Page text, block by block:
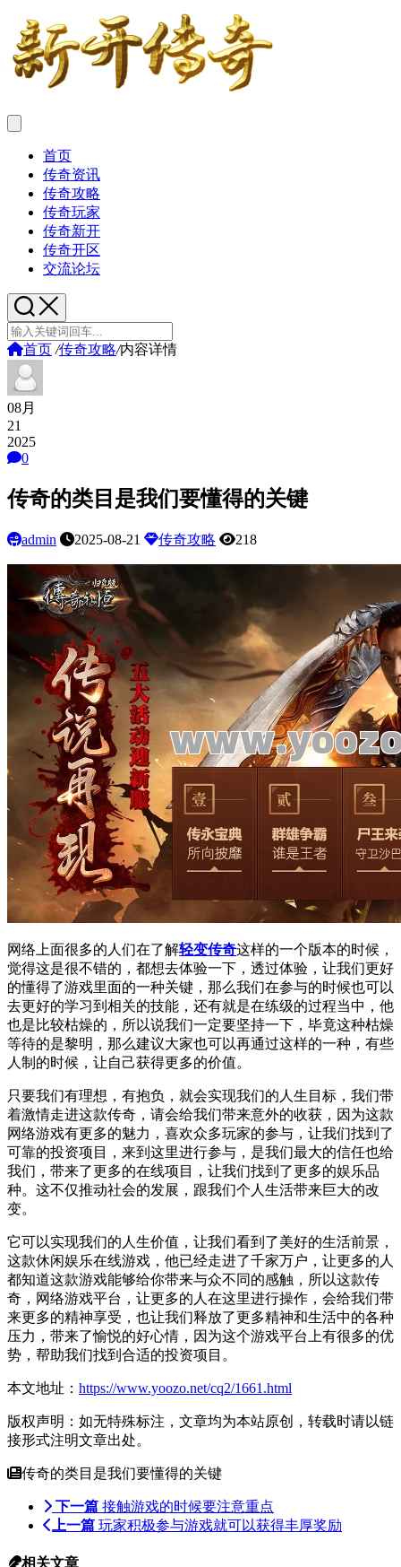
首页
传奇资讯
传奇攻略
传奇玩家
传奇新开
传奇开区
交流论坛
首页 /传奇攻略/内容详情
08月
21
2025
0
传奇的类目是我们要懂得的关键
admin 2025-08-21 传奇攻略 218
网络上面很多的人们在了解轻变传奇这样的一个版本的时候，
觉得这是很不错的，都想去体验一下，透过体验，让我们更好
的懂得了游戏里面的一种关键，那么我们在参与的时候也可以
去更好的学习到相关的技能，还有就是在练级的过程当中，他
也是比较枯燥的，所以说我们一定要坚持一下，毕竟这种枯燥
等待的是黎明，那么建议大家也可以再通过这样的一种，有些
人制的时候，让自己获得更多的价值。
只要我们有理想，有抱负，就会实现我们的人生目标，我们带
着激情走进这款传奇，请会给我们带来意外的收获，因为这款
网络游戏有更多的魅力，喜欢众多玩家的参与，让我们找到了
可靠的投资项目，来到这里进行参与，是我们最大的信任也给
我们，带来了更多的在线项目，让我们找到了更多的娱乐品
种。这不仅推动社会的发展，跟我们个人生活带来巨大的改
变。
它可以实现我们的人生价值，让我们看到了美好的生活前景，
这款休闲娱乐在线游戏，他已经走进了千家万户，让更多的人
都知道这款游戏能够给你带来与众不同的感触，所以这款传
奇，网络游戏平台，让更多的人在这里进行操作，会给我们带
来更多的精神享受，也让我们释放了更多精神和生活中的各种
压力，带来了愉悦的好心情，因为这个游戏平台上有很多的优
势，帮助我们找到合适的投资项目。
本文地址： https://www.yoozo.net/cq2/1661.html
版权声明：如无特殊标注，文章均为本站原创，转载时请以链
接形式注明文章出处。
传奇的类目是我们要懂得的关键
下一篇 接触游戏的时候要注意重点
上一篇 玩家积极参与游戏就可以获得丰厚奖励
相关文章